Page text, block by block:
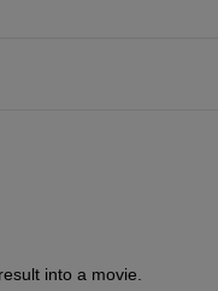
into a movie.